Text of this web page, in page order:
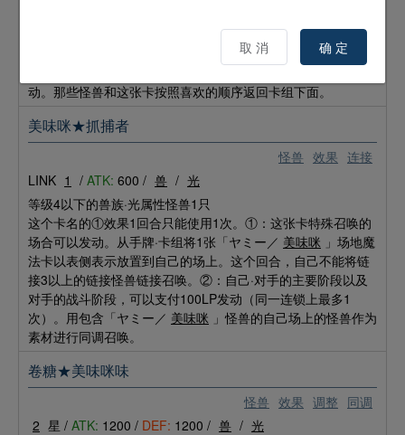
美味咪 」怪兽为对象发动。
将那只怪兽特殊召唤。③：这张卡在墓地存在的场合，可以以
动。那些怪兽和这张卡按照喜欢的顺序返回卡组下面。
怪兽 效果 连接
美味咪★抓捕者
LINK 1 / ATK: 600 / 兽 / 光
等级4以下的兽族·光属性怪兽1只
这个卡名的①效果1回合只能使用1次。①：这张卡特殊召唤的
场合可以发动。从手牌·卡组将1张「ヤミー／ 美味咪 」场地魔
法卡以表侧表示放置到自己的场上。这个回合，自己不能将链
接3以上的链接怪兽链接召唤。②：自己·对手的主要阶段以及
对手的战斗阶段，可以支付100LP发动（同一连锁上最多1
次）。用包含「ヤミー／ 美味咪 」怪兽的自己场上的怪兽作为
素材进行同调召唤。
怪兽 效果 调整 同调
卷糖★美味咪味
2 星 / ATK: 1200 / DEF: 1200 / 兽 / 光
取 消 确 定